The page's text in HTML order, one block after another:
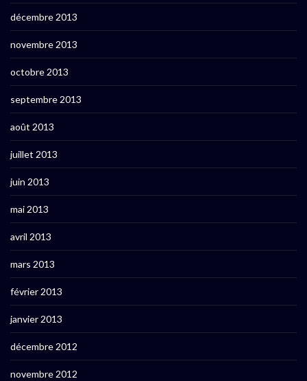
décembre 2013
novembre 2013
octobre 2013
septembre 2013
août 2013
juillet 2013
juin 2013
mai 2013
avril 2013
mars 2013
février 2013
janvier 2013
décembre 2012
novembre 2012